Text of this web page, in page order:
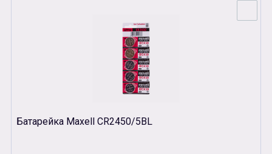
Батарейка Maxell CR2450/5BL